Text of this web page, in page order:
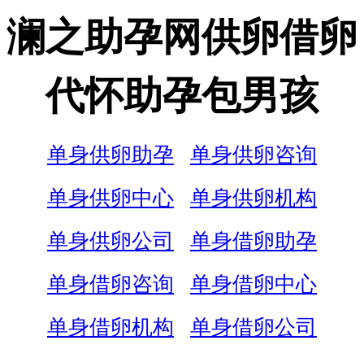
澜之助孕网供卵借卵
代怀助孕包男孩
单身供卵助孕
单身供卵咨询
单身供卵中心
单身供卵机构
单身供卵公司
单身借卵助孕
单身借卵咨询
单身借卵中心
单身借卵机构
单身借卵公司